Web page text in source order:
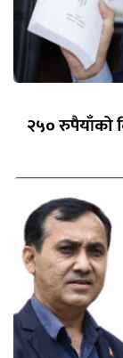
२५० रुपैयाँको